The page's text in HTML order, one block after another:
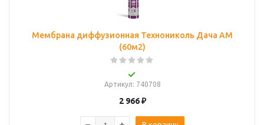
Мембрана диффузионная Технониколь Дача АМ
(60м2)
Артикул: 740708
2 966₽